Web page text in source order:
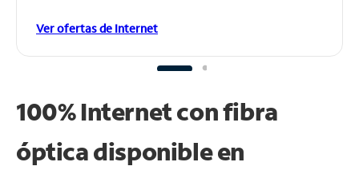
Ver ofertas de Internet
100% Internet con fibra
óptica disponible en